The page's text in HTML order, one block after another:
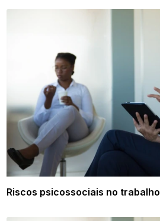
Riscos psicossociais no trabalho